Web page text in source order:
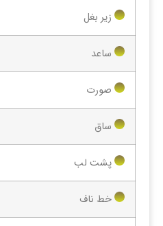
زیر بغل
ساعد
صورت
ساق
پشت لب
خط ناف